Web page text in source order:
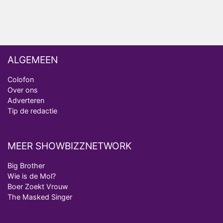
ALGEMEEN
Colofon
Over ons
Adverteren
Tip de redactie
MEER SHOWBIZZNETWORK
Big Brother
Wie is de Mol?
Boer Zoekt Vrouw
The Masked Singer